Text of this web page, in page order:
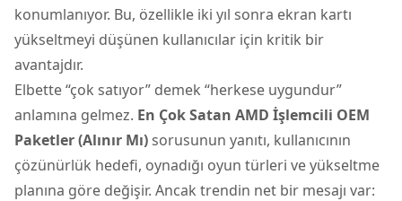
konumlanıyor. Bu, özellikle iki yıl sonra ekran kartı
yükseltmeyi düşünen kullanıcılar için kritik bir
avantajdır.
Elbette “çok satıyor” demek “herkese uygundur”
anlamına gelmez. En Çok Satan AMD İşlemcili OEM
Paketler (Alınır Mı)sorusunun yanıtı, kullanıcının
çözünürlük hedefi, oynadığı oyun türleri ve yükseltme
planına göre değişir. Ancak trendin net bir mesajı var: